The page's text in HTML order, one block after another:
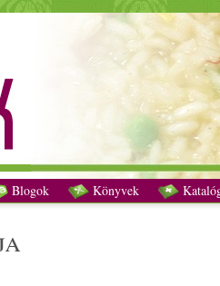
Victoria Boutenko A nyers étel csodája -
Blogok Könyvek